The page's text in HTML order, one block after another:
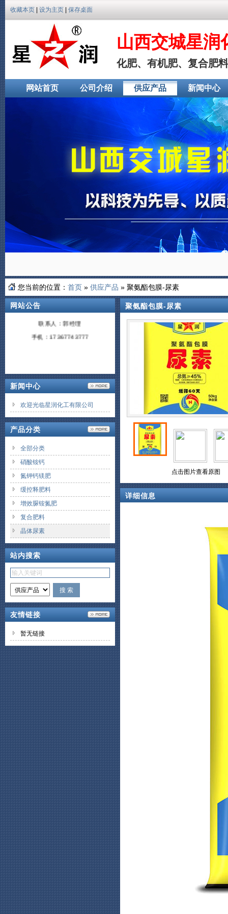
收藏本页 设为主页 保存桌面
山西交城星润
化肥、有机肥、复合肥
网站首页 公司介绍 供应产品 新闻中心
您当前的位置： 首页 » 供应产品 » 聚氨酯包膜-尿素
网站公告
热烈全国各地朋友洽淡合作，共
联系人：郭经理
手机：17367743777
新闻中心
欢迎光临星润化工有限公司
产品分类
全部分类
硝酸铵钙
氮钾钙镁肥
缓控释肥料
增效脲铵氮肥
复合肥料
晶体尿素
站内搜索
友情链接
暂无链接
聚氨酯包膜-尿素
点击图片查看原图
详细信息